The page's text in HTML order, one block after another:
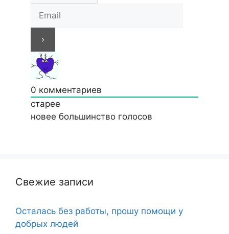
0 комментариев
старее
новее большинство голосов
Свежие записи
Осталась без работы, прошу помощи у
добрых людей